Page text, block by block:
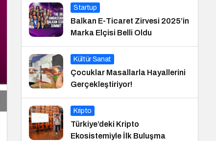
Startup
Balkan E-Ticaret Zirvesi 2025’in
Marka Elçisi Belli Oldu
Kültür Sanat
Çocuklar Masallarla Hayallerini
Gerçekleştiriyor!
Kripto
Türkiye’deki Kripto
Ekosistemiyle İlk Buluşma